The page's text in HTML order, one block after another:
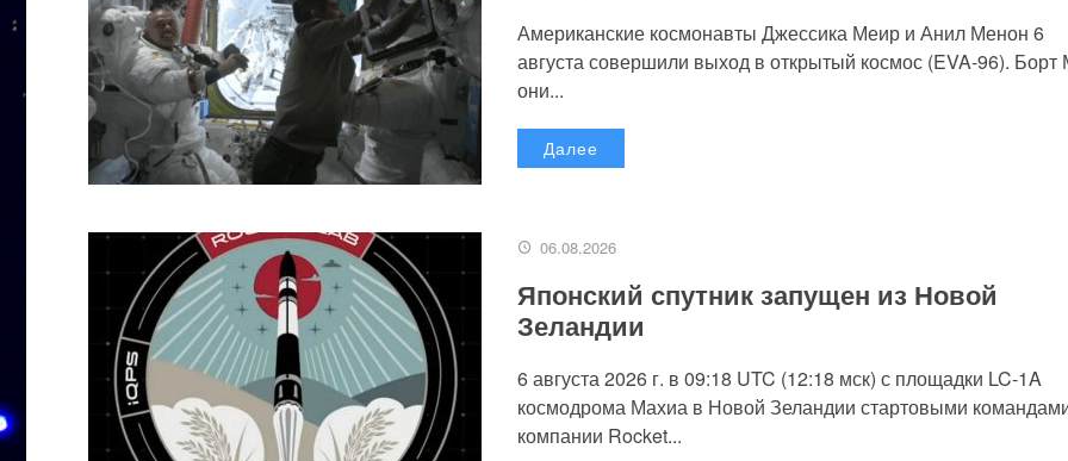
Американские космонавты Джессика Меир и Анил Менон 6
августа совершили выход в открытый космос (EVA-96).
они...
Далее
06.08.2026
Японский спутник запущен из Новой
Зеландии
6 августа 2026 г. в 09:18 UTC (12:18 мск) с площадки LC-1A
космодрома Махиа в Новой Зеландии стартовыми
компании Rocket...